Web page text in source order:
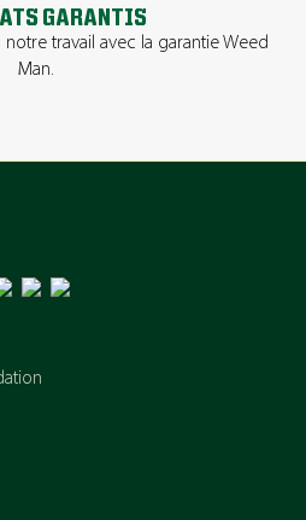
GARANTIS
travail avec la garantie Weed
Man.